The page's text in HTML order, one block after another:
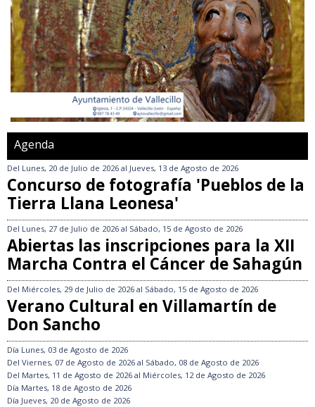
Agenda
Del Lunes, 20 de Julio de 2026 al Jueves, 13 de Agosto de 2026
Concurso de fotografía 'Pueblos de la
Tierra Llana Leonesa'
Del Lunes, 27 de Julio de 2026 al Sábado, 15 de Agosto de 2026
Abiertas las inscripciones para la XII
Marcha Contra el Cáncer de Sahagún
Del Miércoles, 29 de Julio de 2026 al Sábado, 15 de Agosto de 2026
Verano Cultural en Villamartín de
Don Sancho
Día Lunes, 03 de Agosto de 2026
Del Viernes, 07 de Agosto de 2026 al Sábado, 08 de Agosto de 2026
Del Martes, 11 de Agosto de 2026 al Miércoles, 12 de Agosto de 2026
Día Martes, 18 de Agosto de 2026
Día Jueves, 20 de Agosto de 2026